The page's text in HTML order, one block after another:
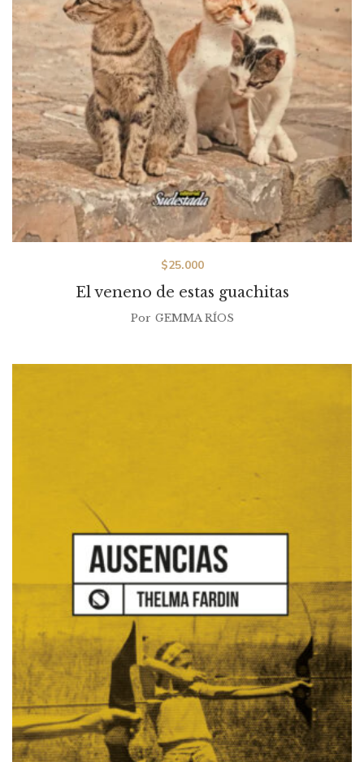
El veneno de estas guachitas
$25.000
Por GEMMA RÍOS